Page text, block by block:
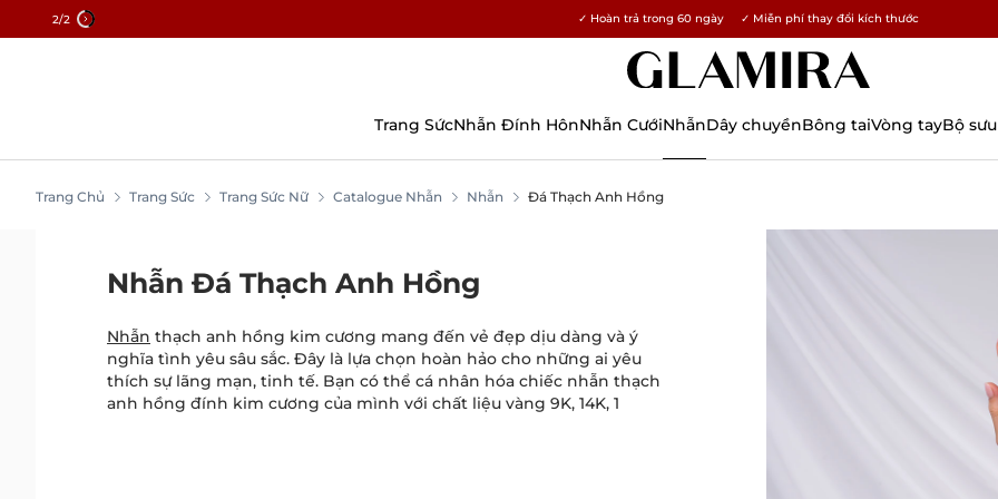
2/2 15% cho tất cả đơn hàng →
✓ Hoàn trả trong 60 ngày ✓ Miễn phí thay đổi kích thước
Trang SứcNhẫn Đính HônNhẫn CướiNhẫnDây chuyềnBông taiVòng tayBộ
Trang Chủ Trang Sức Trang Sức Nữ Catalogue Nhẫn Nhẫn Đá Thạch Anh Hồng
Nhẫn Đá Thạch Anh Hồng
Nhẫn thạch anh hồng kim cương mang đến vẻ đẹp dịu dàng và ý
nghĩa tình yêu sâu sắc. Đây là lựa chọn hoàn hảo cho những ai yêu
thích sự lãng mạn, tinh tế. Bạn có thể cá nhân hóa chiếc nhẫn thạch
anh hồng đính kim cương của mình với chất liệu vàng 9K, 14K, 1